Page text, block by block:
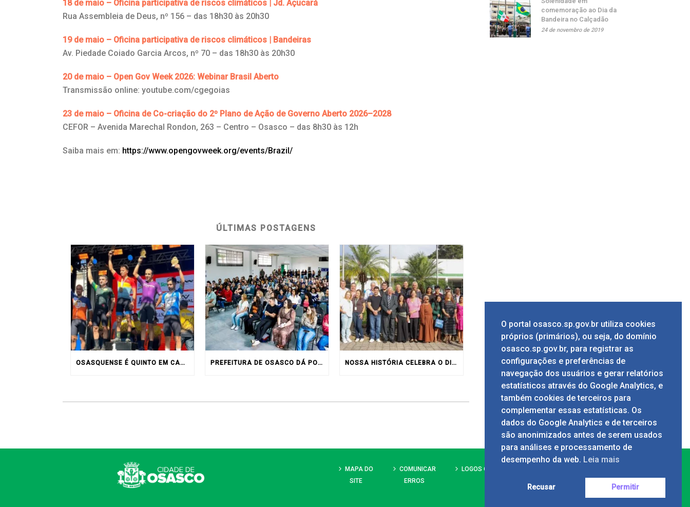
18 de maio – Oficina participativa de riscos climáticos | Jd. Açucará
Rua Assembleia de Deus, nº 156 – das 18h30 às 20h30
19 de maio – Oficina participativa de riscos climáticos | Bandeiras
Av. Piedade Coiado Garcia Arcos, nº 70 – das 18h30 às 20h30
20 de maio – Open Gov Week 2026: Webinar Brasil Aberto
Transmissão online: youtube.com/cgegoias
23 de maio – Oficina de Co-criação do 2º Plano de Ação de Governo Aberto 2026–2028
CEFOR – Avenida Marechal Rondon, 263 – Centro – Osasco – das 8h30 às 12h
Saiba mais em: https://www.opengovweek.org/events/Brazil/
ÚLTIMAS POSTAGENS
OSASQUENSE É QUINTO EM CAMPEONATO DE MONTAIN BIKE NO INTERIOR DO ESTADO PREFEITURA DE OSASCO DÁ POSSE A 156 NOVOS SERVIDORES NOSSA HISTÓRIA CELEBRA O DIA DOS PAIS
comemoração ao Dia da
Bandeira no Calçadão
24 de novembro de 2019
MAPA DO
SITE
COMUNICAR
ERROS
LOGOS OFICIAIS E MANUAL DA
O portal osasco.sp.gov.br utiliza cookies
próprios (primários), ou seja, do domínio
osasco.sp.gov.br, para registrar as
configurações e preferências de
navegação dos usuários e gerar relatórios
estatísticos através do Google Analytics, e
também cookies de terceiros para
complementar essas estatísticas. Os
dados do Google Analytics e de terceiros
são anonimizados antes de serem usados
para análises e processamento de
desempenho da web. Leia mais
Recusar Permitir